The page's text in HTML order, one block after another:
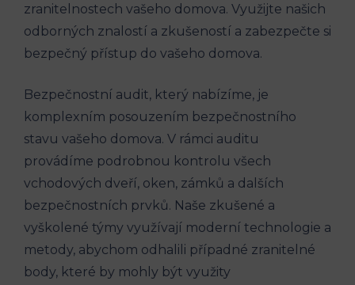
zranitelnostech vašeho domova. Využijte našich
odborných znalostí a zkušeností a zabezpečte si
bezpečný přístup do vašeho domova.
Bezpečnostní audit, který nabízíme, je
komplexním posouzením bezpečnostního
stavu vašeho domova. V rámci auditu
provádíme podrobnou kontrolu všech
vchodových dveří, oken, zámků a dalších
bezpečnostních prvků. Naše zkušené a
vyškolené týmy využívají moderní technologie a
metody, abychom odhalili případné zranitelné
body, které by mohly být využity